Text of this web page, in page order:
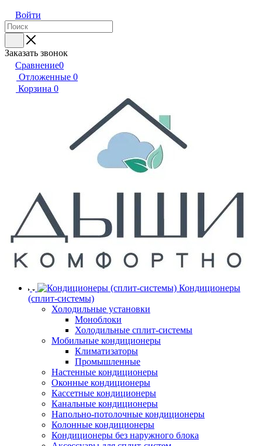
Войти
Заказать звонок
Сравнение0
Отложенные 0
Корзина 0
Кондиционеры
(сплит-системы)
Холодильные установки
Моноблоки
Холодильные сплит-системы
Мобильные кондиционеры
Климатизаторы
Промышленные
Настенные кондиционеры
Оконные кондиционеры
Кассетные кондиционеры
Канальные кондиционеры
Напольно-потолочные кондиционеры
Колонные кондиционеры
Кондиционеры без наружного блока